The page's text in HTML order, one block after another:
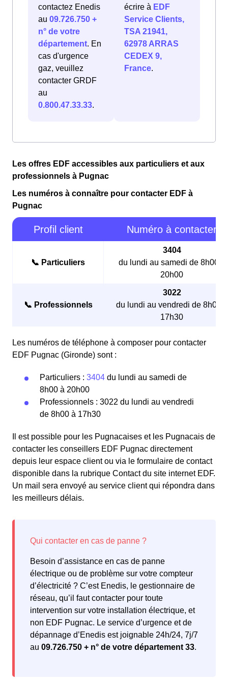
contactez Enedis
au 09.726.750 +
n° de votre
département. En
cas d'urgence
gaz, veuillez
contacter GRDF
au
0.800.47.33.33.
écrire à EDF
Service Clients,
TSA 21941,
62978 ARRAS
CEDEX 9,
France.
Les offres EDF accessibles aux particuliers et aux
professionnels à Pugnac
Les numéros à connaître pour contacter EDF à
Pugnac
Profil client Numéro à contacter
📞 Particuliers
3404
du lundi au samedi de 8h00 à
20h00
📞 Professionnels
3022
du lundi au vendredi de 8h00 à
17h30
Les numéros de téléphone à composer pour contacter
EDF Pugnac (Gironde) sont :
Particuliers : 3404 du lundi au samedi de
8h00 à 20h00
Professionnels : 3022 du lundi au vendredi
de 8h00 à 17h30
Il est possible pour les Pugnacaises et les Pugnacais de
contacter les conseillers EDF Pugnac directement
depuis leur espace client ou via le formulaire de contact
disponible dans la rubrique Contact du site internet EDF.
Un mail sera envoyé au service client qui répondra dans
les meilleurs délais.
Besoin d’assistance en cas de panne
électrique ou de problème sur votre compteur
d’électricité ? C’est Enedis, le gestionnaire de
réseau, qu’il faut contacter pour toute
intervention sur votre installation électrique, et
non EDF Pugnac. Le service d’urgence et de
dépannage d’Enedis est joignable 24h/24, 7j/7
au 09.726.750 + n° de votre département 33.